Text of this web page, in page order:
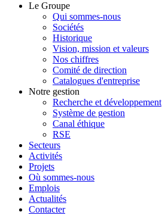
Le Groupe
Qui sommes-nous
Sociétés
Historique
Vision, mission et valeurs
Nos chiffres
Comité de direction
Catalogues d'entreprise
Notre gestion
Recherche et développement
Système de gestion
Canal éthique
RSE
Secteurs
Activités
Projets
Où sommes-nous
Emplois
Actualités
Contacter